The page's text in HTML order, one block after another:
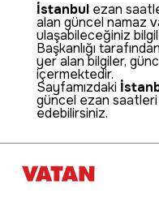
İstanbul ezan
alan güncel namaz
ulaşabileceğiniz
Başkanlığı
yer alan bilgiler,
içermektedir.
Sayfamızdaki
güncel ezan
edebilirsiniz.